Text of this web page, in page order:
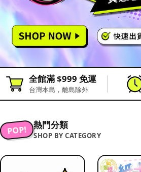
全館滿 $999 免運
台灣本島，離島除外
POP! 熱門分類
SHOP BY CATEGORY